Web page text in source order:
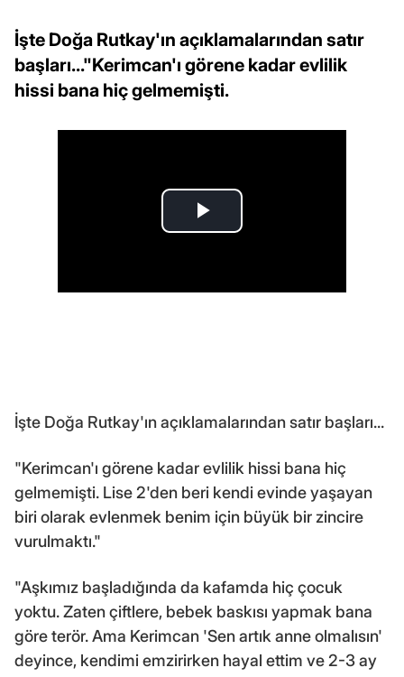
İşte Doğa Rutkay'ın açıklamalarından satır
başları..."Kerimcan'ı görene kadar evlilik
hissi bana hiç gelmemişti.
İşte Doğa Rutkay'ın açıklamalarından satır başları...
"Kerimcan'ı görene kadar evlilik hissi bana hiç
gelmemişti. Lise 2'den beri kendi evinde yaşayan
biri olarak evlenmek benim için büyük bir zincire
vurulmaktı."
"Aşkımız başladığında da kafamda hiç çocuk
yoktu. Zaten çiftlere, bebek baskısı yapmak bana
göre terör. Ama Kerimcan 'Sen artık anne olmalısın'
deyince, kendimi emzirirken hayal ettim ve 2-3 ay